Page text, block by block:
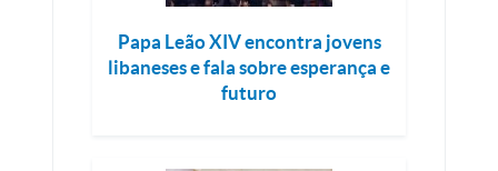
Papa Leão XIV encontra jovens
libaneses e fala sobre esperança e
futuro